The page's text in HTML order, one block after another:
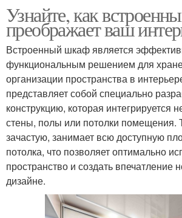
Узнайте, как
преображает ваш
Встроенный шкаф является
функциональным решением для
организации пространства в
представляет собой специально
конструкцию, которая интегрируется
стены, полы или потолки помещения.
зачастую, занимает всю доступную
потолка, что позволяет оптимально
пространство и создать впечатление
дизайне.